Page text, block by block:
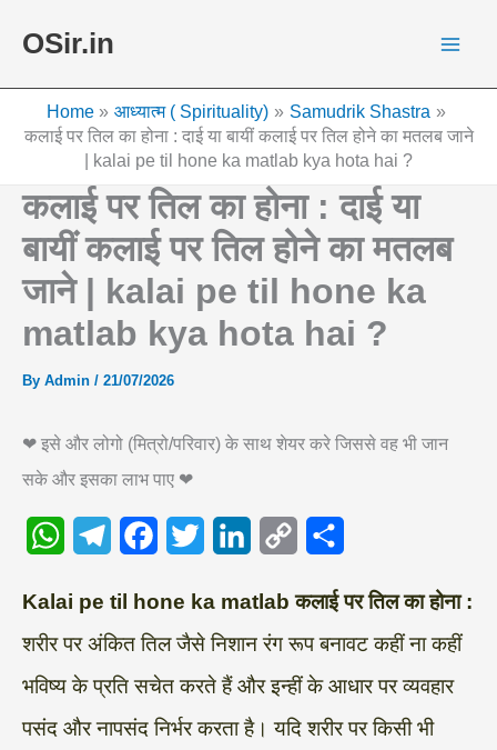
OSir.in
Home आध्यात्म ( Spirituality)
Samudrik Shastra
कलाई पर तिल का होना : दाई या बायीं कलाई पर तिल होने का मतलब जाने
| kalai pe til hone ka matlab kya hota hai ?
कलाई पर तिल का होना : दाई या
बायीं कलाई पर तिल होने का मतलब
जाने | kalai pe til hone ka
matlab kya hota hai ?
By Admin / 21/07/2026
❤ इसे और लोगो (मित्रो/परिवार) के साथ शेयर करे जिससे वह भी जान
सके और इसका लाभ पाए ❤
h
a
t
s
e
l
e
g
a
c
e
b
w
i
t
t
i
n
k
e
o
p
y
L
h
a
r
e
Kalai pe til hone ka matlab कलाई पर तिल का होना :
शरीर पर अंकित तिल जैसे निशान रंग रूप बनावट कहीं ना कहीं
भविष्य के प्रति सचेत करते हैं और इन्हीं के आधार पर व्यवहार
पसंद और नापसंद निर्भर करता है। यदि शरीर पर किसी भी